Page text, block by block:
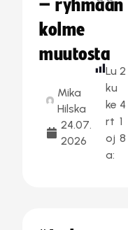
– ryhmään
kolme
muutosta
Mika
Hilska
24.07.
2026
Lu
ku
ke
rt
oj
a:
2
4
1
8